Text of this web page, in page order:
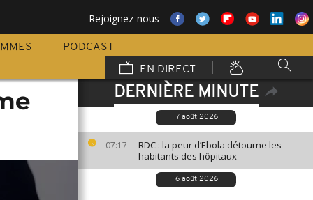
Rejoignez-nous
PODCAST
EN DIRECT
DERNIÈRE MINUTE
7 août 2026
07:17
RDC : la peur d’Ebola détourne les
habitants des hôpitaux
6 août 2026